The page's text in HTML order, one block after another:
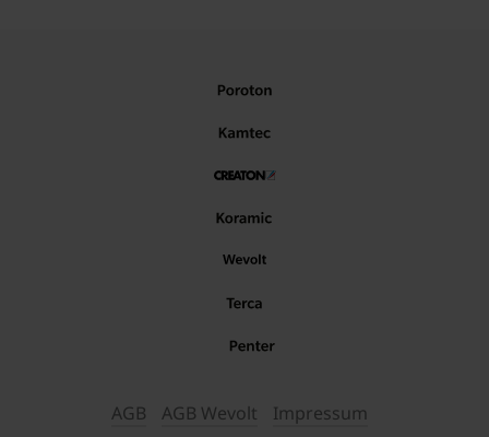
AGB AGB Wevolt
Impressum